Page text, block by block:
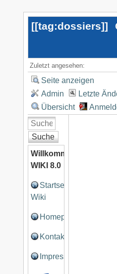
[[tag:dossiers]]
Zuletzt angesehen:
Seite anzeigen
Admin
Letzte
Übersicht
Suche
Willkommen
WIKI 8.0
Startseite
Wiki
Homepage
Kontakt
Impressum